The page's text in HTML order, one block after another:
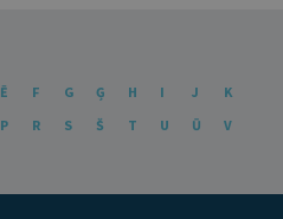
Ē F G Ģ H I J
K
P R S Š T U Ū
V